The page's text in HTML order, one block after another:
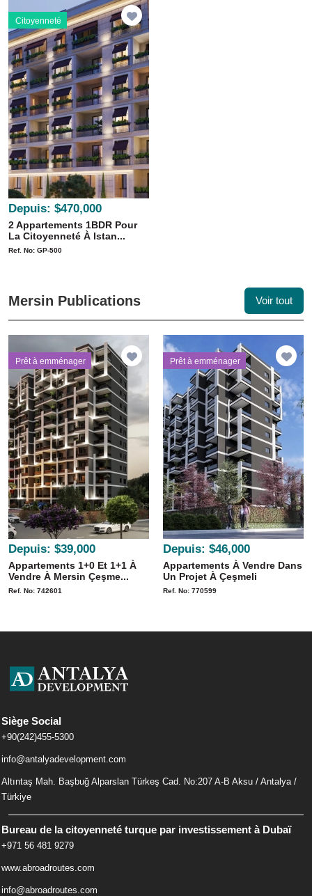
Citoyenneté
Depuis: $470,000
2 Appartements 1BDR Pour
La Citoyenneté À Istan...
Ref. No: GP-500
Mersin Publications Voir tout
Prêt à emménager
Depuis: $39,000
Appartements 1+0 Et 1+1 À
Vendre À Mersin Çeşme...
Ref. No: 742601
Prêt à emménager
Depuis: $46,000
Appartements À Vendre Dans
Un Projet À Çeşmeli
Ref. No: 770599
Siège Social
+90(242)455-5300
info@antalyadevelopment.com
Altıntaş Mah. Başbuğ Alparslan Türkeş Cad. No:207 A-B Aksu / Antalya /
Türkiye
Bureau de la citoyenneté turque par investissement à Dubaï
+971 56 481 9279
www.abroadroutes.com
info@abroadroutes.com